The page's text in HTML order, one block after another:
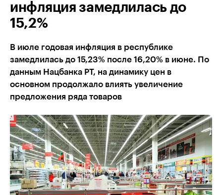
инфляция замедлилась до
15,2%
В июле годовая инфляция в республике
замедлилась до 15,23% после 16,20% в июне. По
данным Нацбанка РТ, на динамику цен в
основном продолжало влиять увеличение
предложения ряда товаров